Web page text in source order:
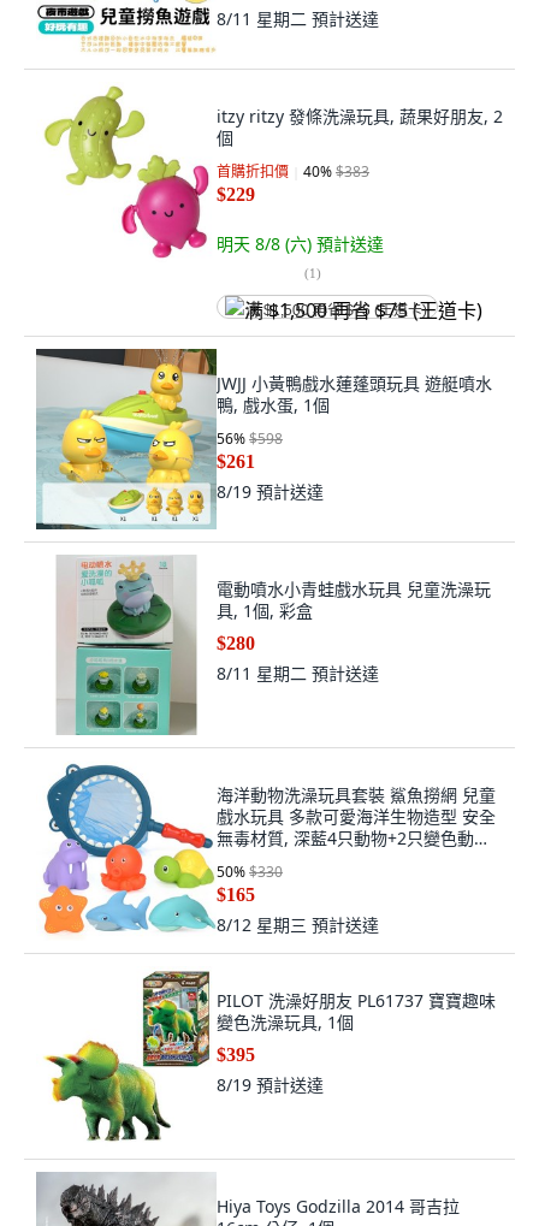
8/11 星期二 預計送達
itzy ritzy 發條洗澡玩具, 蔬果好朋友, 2
個
首購折扣價 40%$383
$229
明天 8/8 (六) 預計送達
(1)
满 $1,500 再省 $75 (王道卡)
JWJJ 小黃鴨戲水蓮蓬頭玩具 遊艇噴水
鴨, 戲水蛋, 1個
56%$598
$261
8/19 預計送達
電動噴水小青蛙戲水玩具 兒童洗澡玩
具, 1個, 彩盒
$280
8/11 星期二 預計送達
海洋動物洗澡玩具套裝 鯊魚撈網 兒童
戲水玩具 多款可愛海洋生物造型 安全
無毒材質, 深藍4只動物+2只變色動物,
50%$330
$165
8/12 星期三 預計送達
PILOT 洗澡好朋友 PL61737 寶寶趣味
變色洗澡玩具, 1個
$395
8/19 預計送達
Hiya Toys Godzilla 2014 哥吉拉